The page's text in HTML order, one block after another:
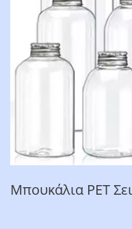
Μπουκάλια PET